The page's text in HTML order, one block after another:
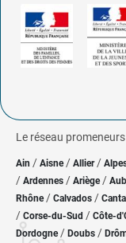
Le réseau
Ain / Aisne/ Allier/
/ Ardennes / Ariège/
Rhône/ Calvados / Cantal
/ Corse-du-Sud / Côte-
Dordogne/ Doubs /